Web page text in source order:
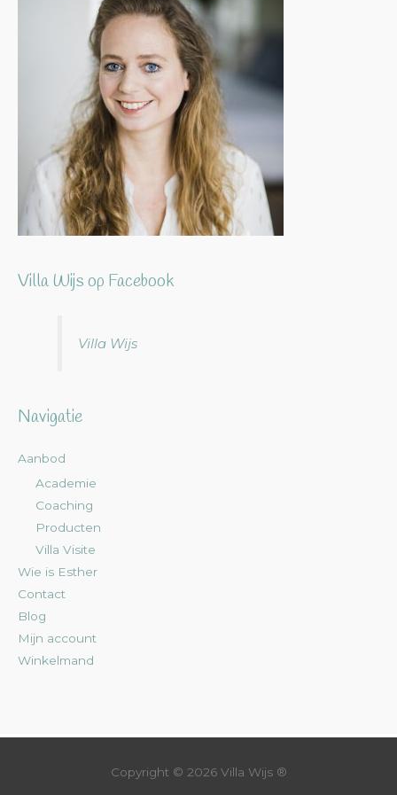
Villa Wijs op Facebook
Villa Wijs
Navigatie
Aanbod
Academie
Coaching
Producten
Villa Visite
Wie is Esther
Contact
Blog
Mijn account
Winkelmand
Copyright © 2026 Villa Wijs®